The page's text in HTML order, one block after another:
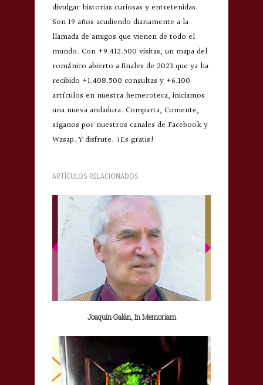
divulgar historias curiosas y entretenidas.
Son 19 años acudiendo diariamente a la
llamada de amigos que vienen de todo el
mundo. Con +9.412.500 visitas, un mapa del
románico abierto a finales de 2023 que ya ha
recibido +1.408.500 consultas y +6.100
artículos en nuestra hemeroteca, iniciamos
una nueva andadura. Comparta, Comente,
síganos por nuestros canales de Facebook y
Wasap. Y disfrute. ¡Es gratis!
ARTÍCULOS RELACIONADOS
Joaquín Galán, In Memoriam